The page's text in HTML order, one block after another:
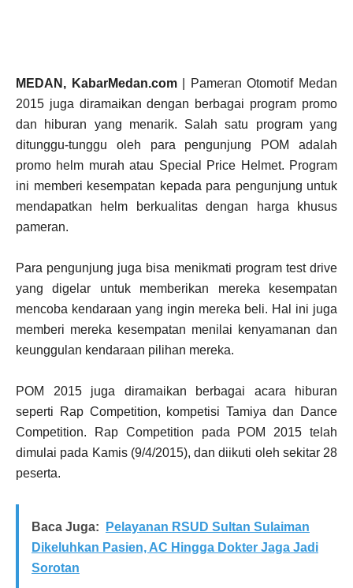
MEDAN, KabarMedan.com
| Pameran Otomotif Medan
2015 juga diramaikan dengan berbagai program promo
dan hiburan yang menarik. Salah satu program yang
ditunggu-tunggu oleh para pengunjung POM adalah
promo helm murah atau Special Price Helmet. Program
ini memberi kesempatan kepada para pengunjung untuk
mendapatkan helm berkualitas dengan harga khusus
pameran.
Para pengunjung juga bisa menikmati program test drive
yang digelar untuk memberikan mereka kesempatan
mencoba kendaraan yang ingin mereka beli. Hal ini juga
memberi mereka kesempatan menilai kenyamanan dan
keunggulan kendaraan pilihan mereka.
POM 2015 juga diramaikan berbagai acara hiburan
seperti Rap Competition, kompetisi Tamiya dan Dance
Competition. Rap Competition pada POM 2015 telah
dimulai pada Kamis (9/4/2015), dan diikuti oleh sekitar 28
peserta.
Baca Juga:
Pelayanan RSUD Sultan Sulaiman
Dikeluhkan Pasien, AC Hingga Dokter Jaga Jadi
Sorotan